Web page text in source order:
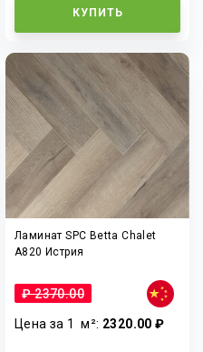
КУПИТЬ
Ламинат SPC Betta Chalet
A820 Истрия
₽ 2370.00
Цена за 1м²: 2320.00 ₽